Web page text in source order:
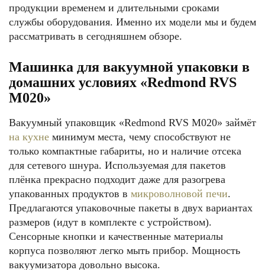
продукции временем и длительными сроками
службы оборудования. Именно их модели мы и будем
рассматривать в сегодняшнем обзоре.
Машинка для вакуумной упаковки в
домашних условиях «Redmond RVS
M020»
Вакуумный упаковщик «Redmond RVS M020» займёт
на кухне минимум места, чему способствуют не
только компактные габариты, но и наличие отсека
для сетевого шнура. Используемая для пакетов
плёнка прекрасно подходит даже для разогрева
упакованных продуктов в микроволновой печи.
Предлагаются упаковочные пакеты в двух вариантах
размеров (идут в комплекте с устройством).
Сенсорные кнопки и качественные материалы
корпуса позволяют легко мыть прибор. Мощность
вакуумизатора довольно высока.